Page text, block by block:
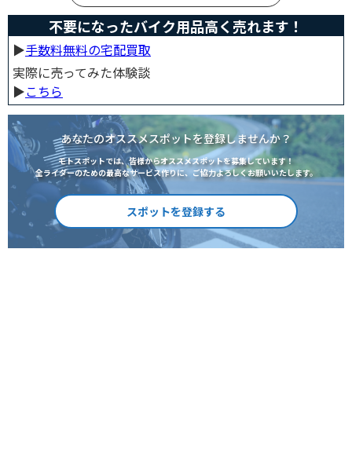
不要になったバイク用品高く売れます！
▶︎手数料無料の宅配買取
実際に売ってみた体験談
▶︎こちら
あなたのオススメスポットを登録しませんか？
モトスポットでは、皆様からオススメスポットを募集しています！
全ライダーのための最高なサービス作りに、ご協力よろしくお願いいたします。
スポットを登録する